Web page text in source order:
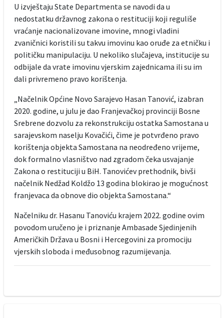
U izvještaju State Departmenta se navodi da u
nedostatku državnog zakona o restituciji koji reguliše
vraćanje nacionalizovane imovine, mnogi vladini
zvaničnici koristili su takvu imovinu kao oruđe za etničku i
političku manipulaciju. U nekoliko slučajeva, institucije su
odbijale da vrate imovinu vjerskim zajednicama ili su im
dali privremeno pravo korištenja.
„Načelnik Općine Novo Sarajevo Hasan Tanović, izabran
2020. godine, u julu je dao Franjevačkoj provinciji Bosne
Srebrene dozvolu za rekonstrukciju ostatka Samostana u
sarajevskom naselju Kovačići, čime je potvrđeno pravo
korištenja objekta Samostana na neodređeno vrijeme,
dok formalno vlasništvo nad zgradom čeka usvajanje
Zakona o restituciji u BiH. Tanovićev prethodnik, bivši
načelnik Nedžad Koldžo 13 godina blokirao je mogućnost
franjevaca da obnove dio objekta Samostana.“
Načelniku dr. Hasanu Tanoviću krajem 2022. godine ovim
povodom uručeno je i priznanje Ambasade Sjedinjenih
Američkih Država u Bosni i Hercegovini za promociju
vjerskih sloboda i međusobnog razumijevanja.